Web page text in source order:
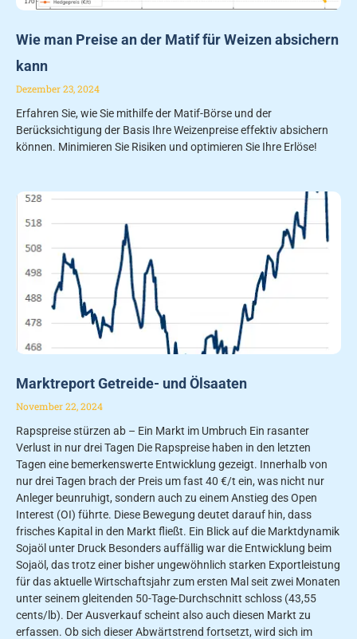
Wie man Preise an der Matif für Weizen absichern
kann
Dezember 23, 2024
Erfahren Sie, wie Sie mithilfe der Matif-Börse und der
Berücksichtigung der Basis Ihre Weizenpreise effektiv absichern
können. Minimieren Sie Risiken und optimieren Sie Ihre Erlöse!
Marktreport Getreide- und Ölsaaten
November 22, 2024
Rapspreise stürzen ab – Ein Markt im Umbruch Ein rasanter
Verlust in nur drei Tagen Die Rapspreise haben in den letzten
Tagen eine bemerkenswerte Entwicklung gezeigt. Innerhalb von
nur drei Tagen brach der Preis um fast 40 €/t ein, was nicht nur
Anleger beunruhigt, sondern auch zu einem Anstieg des Open
Interest (OI) führte. Diese Bewegung deutet darauf hin, dass
frisches Kapital in den Markt fließt. Ein Blick auf die Marktdynamik
Sojaöl unter Druck Besonders auffällig war die Entwicklung beim
Sojaöl, das trotz einer bisher ungewöhnlich starken Exportleistung
für das aktuelle Wirtschaftsjahr zum ersten Mal seit zwei Monaten
unter seinem gleitenden 50-Tage-Durchschnitt schloss (43,55
cents/lb). Der Ausverkauf scheint also auch diesen Markt zu
erfassen. Ob sich dieser Abwärtstrend fortsetzt, wird sich im